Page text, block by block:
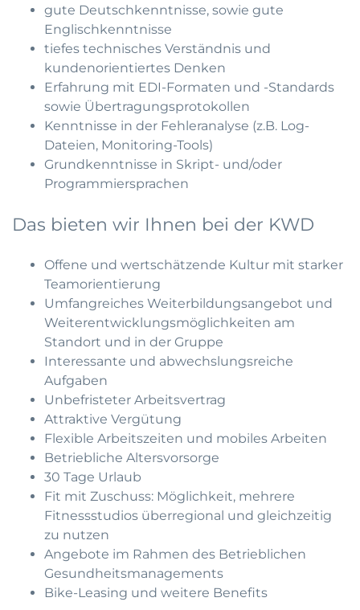
gute Deutschkenntnisse, sowie gute
Englischkenntnisse
tiefes technisches Verständnis und
kundenorientiertes Denken
Erfahrung mit EDI-Formaten und -Standards
sowie Übertragungsprotokollen
Kenntnisse in der Fehleranalyse (z.B. Log-
Dateien, Monitoring-Tools)
Grundkenntnisse in Skript- und/oder
Programmiersprachen
Das bieten wir Ihnen bei der KWD
Offene und wertschätzende Kultur mit starker
Teamorientierung
Umfangreiches Weiterbildungsangebot und
Weiterentwicklungsmöglichkeiten am
Standort und in der Gruppe
Interessante und abwechslungsreiche
Aufgaben
Unbefristeter Arbeitsvertrag
Attraktive Vergütung
Flexible Arbeitszeiten und mobiles Arbeiten
Betriebliche Altersvorsorge
30 Tage Urlaub
Fit mit Zuschuss: Möglichkeit, mehrere
Fitnessstudios überregional und gleichzeitig
zu nutzen
Angebote im Rahmen des Betrieblichen
Gesundheitsmanagements
Bike-Leasing und weitere Benefits